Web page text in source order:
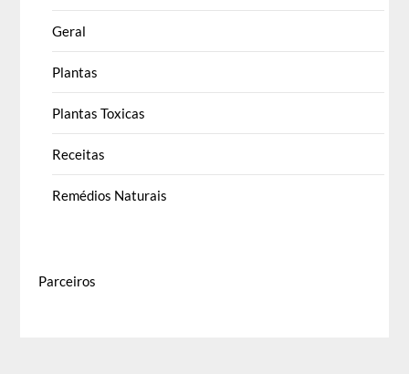
Geral
Plantas
Plantas Toxicas
Receitas
Remédios Naturais
Parceiros